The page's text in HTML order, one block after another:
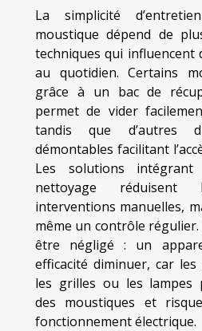
La simplicité
moustique dépend de
techniques qui influencent
au quotidien. Certains
grâce à un bac de
permet de vider
tandis que d’autres
démontables facilitant
Les solutions intégrant
nettoyage
interventions manuelles,
même un contrôle
être négligé : un
efficacité diminuer, car
les grilles ou les lampes
des moustiques et
fonctionnement électrique.